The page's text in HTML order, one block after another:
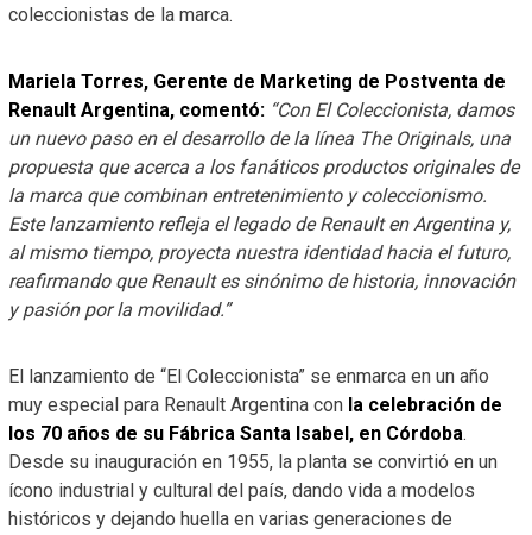
coleccionistas de la marca.
Mariela Torres, Gerente de Marketing de Postventa de
Renault Argentina, comentó: “Con El Coleccionista, damos
un nuevo paso en el desarrollo de la línea The Originals, una
propuesta que acerca a los fanáticos productos originales de
la marca que combinan entretenimiento y coleccionismo.
Este lanzamiento refleja el legado de Renault en Argentina y,
al mismo tiempo, proyecta nuestra identidad hacia el futuro,
reafirmando que Renault es sinónimo de historia, innovación
y pasión por la movilidad.”
El lanzamiento de “El Coleccionista” se enmarca en un año
muy especial para Renault Argentina con la celebración de
los 70 años de su Fábrica Santa Isabel, en Córdoba.
Desde su inauguración en 1955, la planta se convirtió en un
ícono industrial y cultural del país, dando vida a modelos
históricos y dejando huella en varias generaciones de